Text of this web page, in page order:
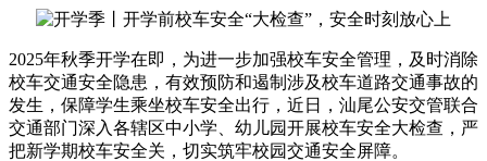
2025年秋季开学在即，为进一步加强校车安全管理，及时消除
校车交通安全隐患，有效预防和遏制涉及校车道路交通事故的
发生，保障学生乘坐校车安全出行，近日，汕尾公安交管联合
交通部门深入各辖区中小学、幼儿园开展校车安全大检查，严
把新学期校车安全关，切实筑牢校园交通安全屏障。